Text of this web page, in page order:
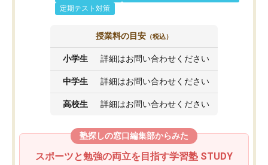
定期テスト対策
授業料の目安 （税込）
小学生 詳細はお問い合わせください
中学生 詳細はお問い合わせください
高校生 詳細はお問い合わせください
塾探しの窓口編集部からみた
スポーツと勉強の両立を目指す学習塾 STUDY